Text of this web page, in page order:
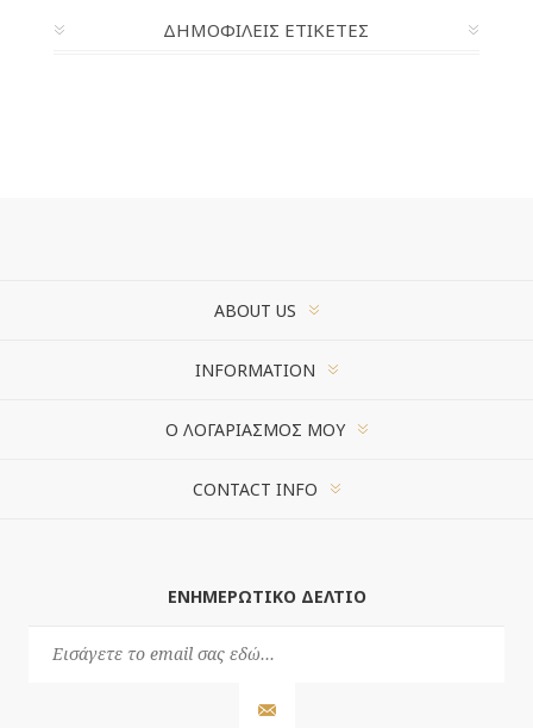
ΔΗΜΟΦΙΛΕΙΣ ΕΤΙΚΕΤΕΣ
ABOUT US
INFORMATION
Ο ΛΟΓΑΡΙΑΣΜΌΣ ΜΟΥ
CONTACT INFO
ΕΝΗΜΕΡΩΤΙΚΌ ΔΕΛΤΊΟ